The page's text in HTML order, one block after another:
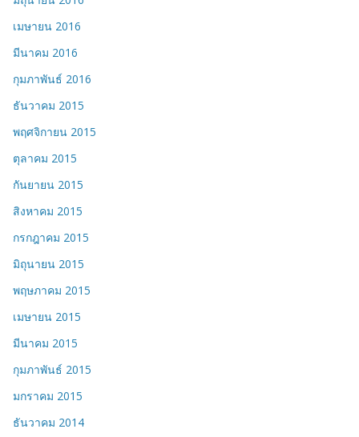
เมษายน 2016
มีนาคม 2016
กุมภาพันธ์ 2016
ธันวาคม 2015
พฤศจิกายน 2015
ตุลาคม 2015
กันยายน 2015
สิงหาคม 2015
กรกฎาคม 2015
มิถุนายน 2015
พฤษภาคม 2015
เมษายน 2015
มีนาคม 2015
กุมภาพันธ์ 2015
มกราคม 2015
ธันวาคม 2014